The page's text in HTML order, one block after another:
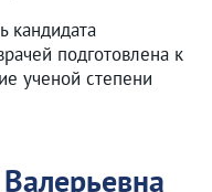
кандидата
подготовлена к
ученой степени